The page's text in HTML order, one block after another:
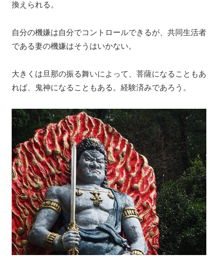
換えられる。
自分の機嫌は自分でコントロールできるが、共同生活者
である妻の機嫌はそうはいかない。
大きくは旦那の振る舞いによって、菩薩になることもあ
れば、鬼神になることもある。経験済みであろう。